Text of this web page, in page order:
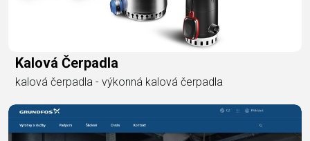
Kalová Čerpadla
kalová čerpadla - výkonná kalová čerpadla